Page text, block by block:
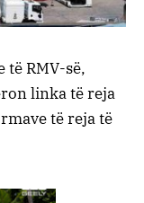
RMV-së,
linka të reja
të reja të